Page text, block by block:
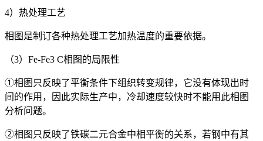
4）热处理工艺
相图是制订各种热处理工艺加热温度的重要依据。
（3）Fe-Fe3 C相图的局限性
①相图只反映了平衡条件下组织转变规律，它没有体现出时
间的作用，因此实际生产中，冷却速度较快时不能用此相图
分析问题。
②相图只反映了铁碳二元合金中相平衡的关系，若钢中有其